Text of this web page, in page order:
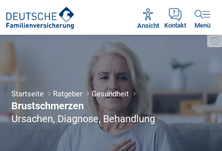
Kontakt
Ansicht Menü
Mo - Fr 09:00 - 18:30 Uhr
Startseite Ratgeber Gesundheit
Brustschmerzen
Ursachen, Diagnose, Behandlung